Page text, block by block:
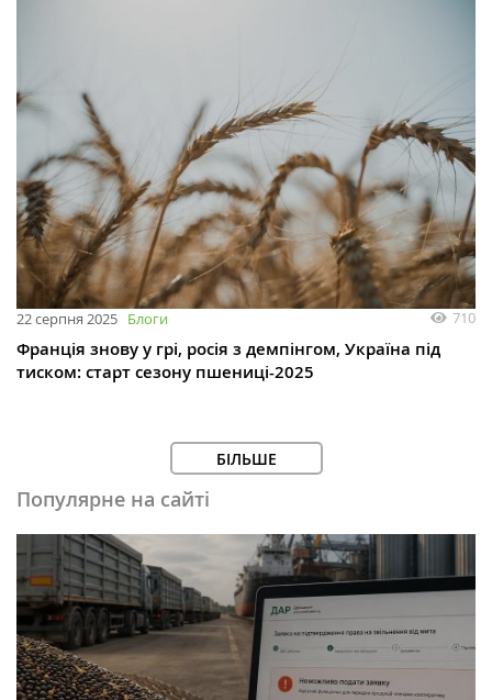
22 серпня 2025 Блоги 710
Франція знову у грі, росія з демпінгом, Україна під
тиском: старт сезону пшениці-2025
БІЛЬШЕ
Популярне на сайті